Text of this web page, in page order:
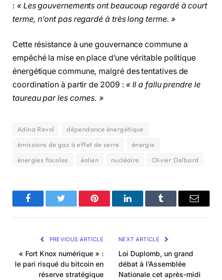
: « Les gouvernements ont beaucoup regardé à court
terme, n’ont pas regardé à très long terme. »
Cette résistance à une gouvernance commune a
empêché la mise en place d’une véritable politique
énergétique commune, malgré des tentatives de
coordination à partir de 2009 : « Il a fallu prendre le
taureau par les cornes. »
Adina Revol
dépendance énergétique
émissions de gaz à effet de serre
énergie
énergies fossiles
éolien nucléaire Olivier Delbard
FacebookTwitter Pinterest LinkedInTumblr Email
PREVIOUS ARTICLE
« Fort Knox numérique » :
le pari risqué du bitcoin en
réserve stratégique
NEXT ARTICLE
Loi Duplomb, un grand
débat à l’Assemblée
Nationale cet après-midi